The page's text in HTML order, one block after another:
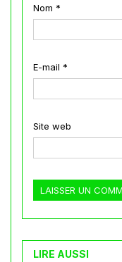
Nom *
E-mail *
Site web
LIRE AUSSI